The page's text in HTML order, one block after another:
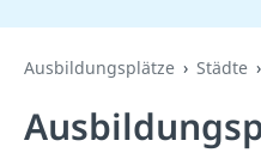
Ausbildungsplätze Städte